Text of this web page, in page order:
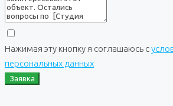
Нажимая эту кнопку я соглашаюсь с
персональных данных
Заявка